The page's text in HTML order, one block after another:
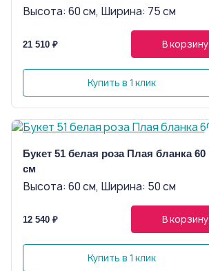
Высота: 60 см, Ширина: 75 см
21 510 ₽ В корзину
Купить в 1 клик
Букет 51 белая роза Плая бланка 60
см
Высота: 60 см, Ширина: 50 см
12 540 ₽ В корзину
Купить в 1 клик